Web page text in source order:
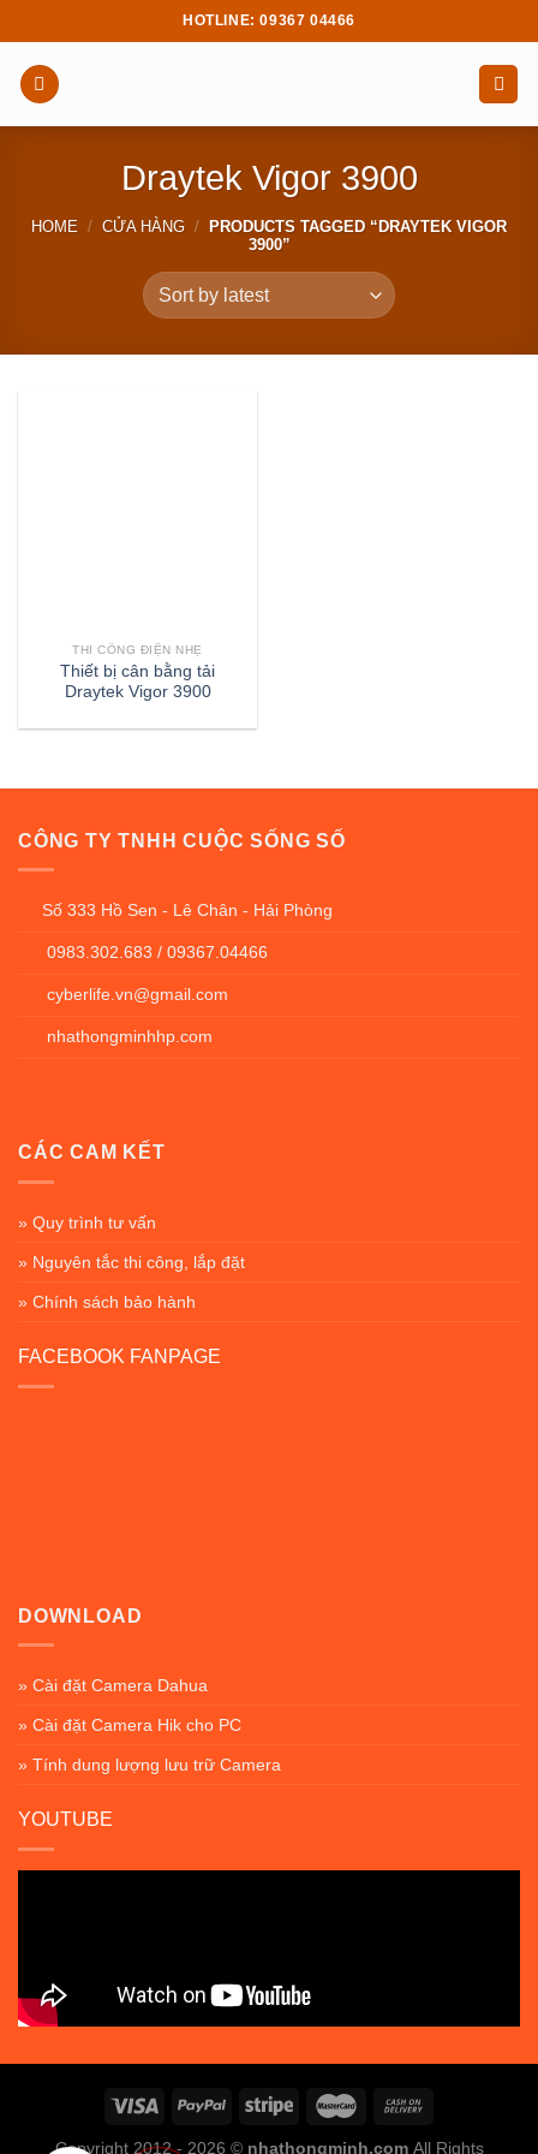
to
content
HOTLINE: 09367 04466
Draytek Vigor 3900
HOME / CỬA HÀNG /
PRODUCTS TAGGED “DRAYTEK VIGOR
3900”
THI CÔNG ĐIỆN NHẸ
Thiết bị cân bằng tải
Draytek Vigor 3900
CÔNG TY TNHH CUỘC SỐNG SỐ
Số 333 Hồ Sen - Lê Chân - Hải Phòng
0983.302.683 / 09367.04466
cyberlife.vn@gmail.com
nhathongminhhp.com
CÁC CAM KẾT
» Quy trình tư vấn
» Nguyên tắc thi công, lắp đặt
» Chính sách bảo hành
FACEBOOK FANPAGE
DOWNLOAD
» Cài đặt Camera Dahua
» Cài đặt Camera Hik cho PC
» Tính dung lượng lưu trữ Camera
YOUTUBE
Copyright 2012 - 2026 © nhathongminh.com All Rights